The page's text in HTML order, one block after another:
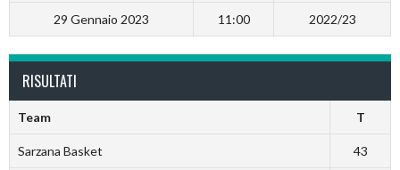
29 Gennaio 2023 11:00 2022/23
RISULTATI
Team T
Sarzana Basket 43